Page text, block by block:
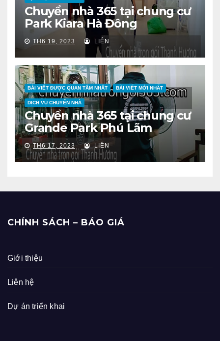
Chuyển nhà 365 tại chung cư
Park Kiara Hà Đông
TH6 19, 2023 LIÊN
BÀI VIẾT ĐƯỢC QUAN TÂM NHẤT BÀI VIẾT MỚI NHẤT
DỊCH VỤ CHUYỂN NHÀ
Chuyển nhà 365 tại chung cư
Grande Park Phú Lãm
TH6 17, 2023 LIÊN
CHÍNH SÁCH – BÁO GIÁ
Giới thiệu
Liên hệ
Dự án triển khai